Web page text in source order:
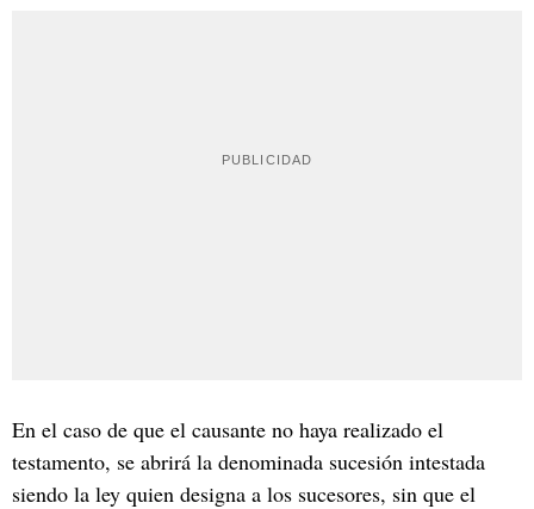
En el caso de que el causante no haya realizado el
testamento, se abrirá la denominada sucesión intestada
siendo la ley quien designa a los sucesores, sin que el